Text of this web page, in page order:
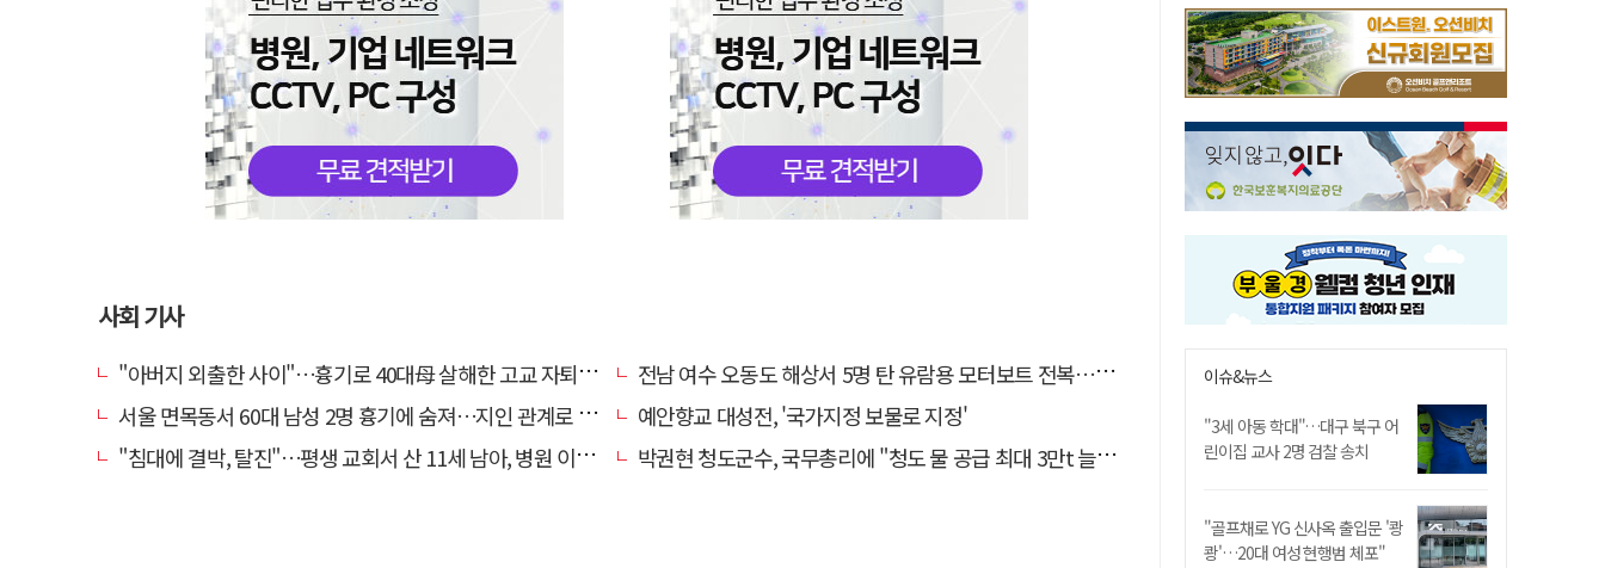
사회 기사
"아버지 외출한 사이"…흉기로 40대母 살해한 고교 자퇴생, 구속 기로에
전남 여수 오동도 해상서 5명 탄 유람용 모터보트 전복…2명 숨져
서울 면목동서 60대 남성 2명 흉기에 숨져…지인 관계로 추정
예안향교 대성전, '국가지정 보물로 지정'
"침대에 결박, 탈진"…평생 교회서 산 11세 남아, 병원 이송 끝 숨져
박권현 청도군수, 국무총리에 "청도 물 공급 최대 3만t 늘려달라"
이슈&뉴스
"3세 아동 학대"…대구 북구 어
린이집 교사 2명 검찰 송치
"골프채로 YG 신사옥 출입문 '쾅
쾅'…20대 여성 현행범 체포"